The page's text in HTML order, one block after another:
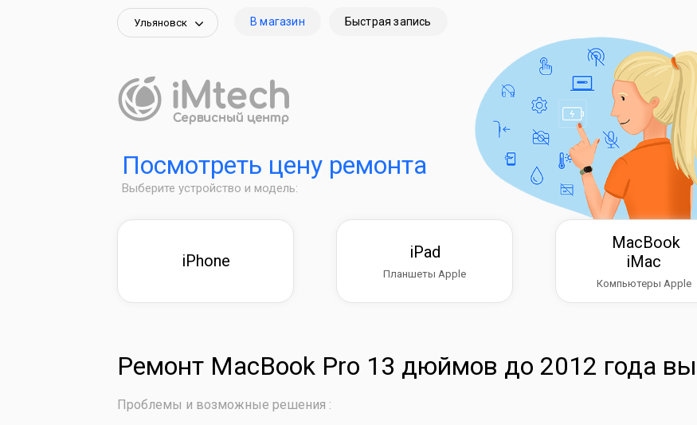
Ульяновск В магазин Быстрая запись
Посмотреть цену ремонта
Выберите устройство и модель:
iPhone iPad
Планшеты Apple
MacBook
iMac
Компьютеры Apple
Ремонт MacBook Pro 13 дюймов до 2012 года
Проблемы и возможные решения :